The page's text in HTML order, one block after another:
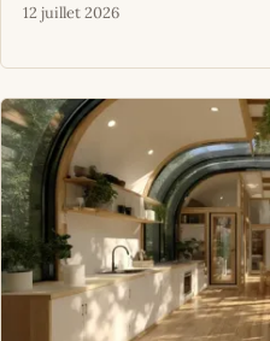
12 juillet 2026